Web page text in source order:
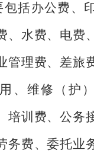
包括办公费、
、水费、电费
管理费、差旅
、维修（护
培训费、公务
务费、委托业